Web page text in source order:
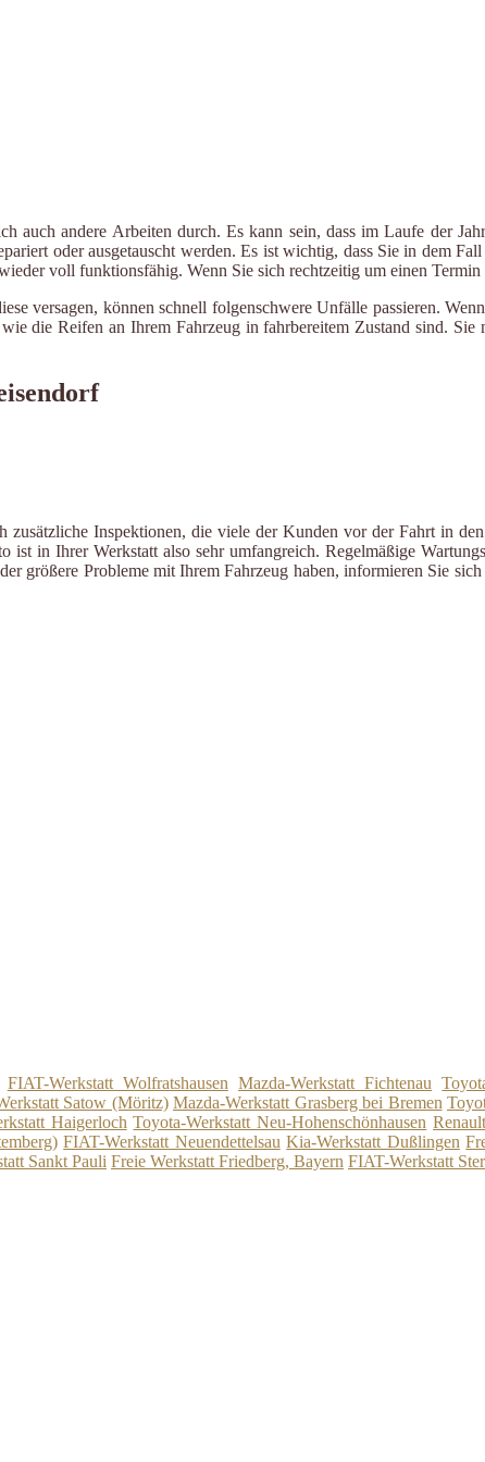
auch andere Arbeiten durch. Es kann sein, dass im Laufe der
oder ausgetauscht werden. Es ist wichtig, dass Sie in dem
voll funktionsfähig. Wenn Sie sich rechtzeitig um einen
versagen, können schnell folgenschwere Unfälle passieren.
die Reifen an Ihrem Fahrzeug in fahrbereitem Zustand sind.
zusätzliche Inspektionen, die viele der Kunden vor der Fahrt in
in Ihrer Werkstatt also sehr umfangreich. Regelmäßige
größere Probleme mit Ihrem Fahrzeug haben, informieren Sie
FIAT-Werkstatt Wolfratshausen Mazda-Werkstatt Fichtenau
Satow (Möritz) Mazda-Werkstatt Grasberg bei Bremen
Haigerloch Toyota-Werkstatt Neu-Hohenschönhausen
FIAT-Werkstatt Neuendettelsau Kia-Werkstatt Dußlingen
Sankt Pauli Freie Werkstatt Friedberg, Bayern FIAT-Werkstatt